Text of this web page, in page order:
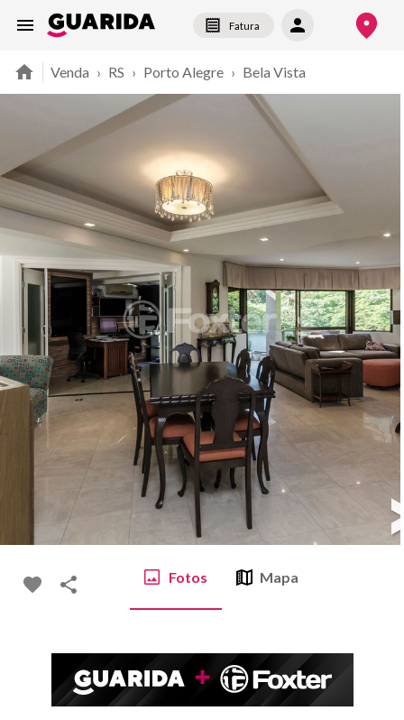
Fatura
Venda › RS › Porto Alegre › Bela Vista
Fotos Mapa